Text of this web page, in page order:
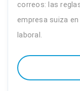
correos: las
empresa suiza
laboral.